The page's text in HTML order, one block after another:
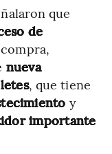
que
de
nueva
, que tiene
y
importante